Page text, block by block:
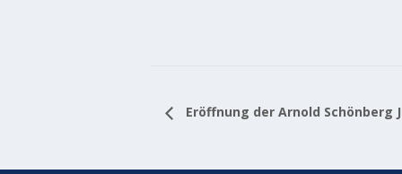
Eröffnung der Arnold Schönberg